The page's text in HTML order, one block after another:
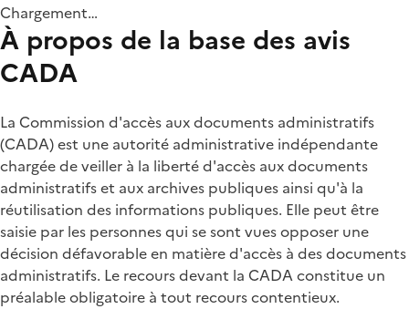
Chargement…
À propos de la base des avis
CADA
La Commission d'accès aux documents administratifs
(CADA) est une autorité administrative indépendante
chargée de veiller à la liberté d'accès aux documents
administratifs et aux archives publiques ainsi qu'à la
réutilisation des informations publiques. Elle peut être
saisie par les personnes qui se sont vues opposer une
décision défavorable en matière d'accès à des documents
administratifs. Le recours devant la CADA constitue un
préalable obligatoire à tout recours contentieux.